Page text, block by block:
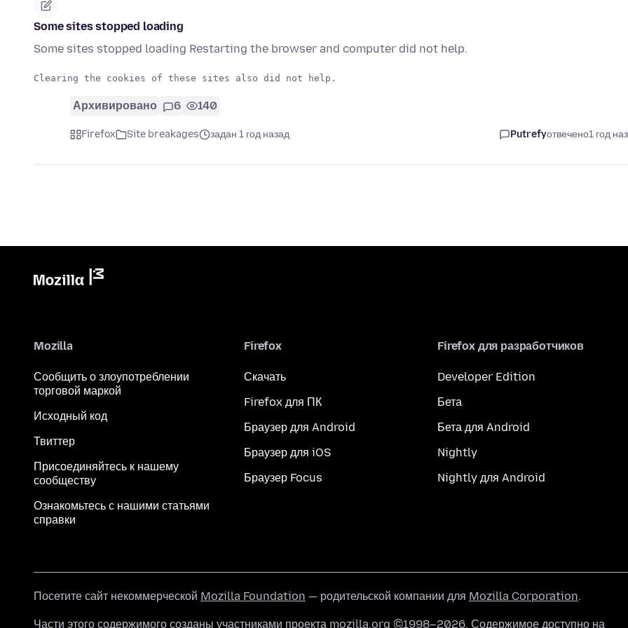
Some sites stopped loading
Some sites stopped loading Restarting the browser and computer did not help.
Архивировано 6 140
Firefox Site breakages задан 1 год назад Putrefyотвечено1 год
Mozilla
Сообщить о злоупотреблении
торговой маркой
Исходный код
Твиттер
Присоединяйтесь к нашему
сообществу
Ознакомьтесь с нашими статьями
справки
Firefox
Скачать
Firefox для ПК
Браузер для Android
Браузер для iOS
Браузер Focus
Firefox для разработчиков
Developer Edition
Бета
Бета для Android
Nightly
Nightly для Android
Посетите сайт некоммерческой Mozilla Foundation — родительской компании для Mozilla Corporation.
Части этого содержимого созданы участниками проекта mozilla.org ©1998–2026. Содержимое доступно на